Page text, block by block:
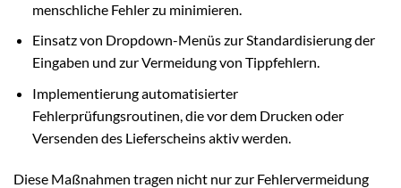
menschliche Fehler zu minimieren.
Einsatz von Dropdown-Menüs zur Standardisierung der
Eingaben und zur Vermeidung von Tippfehlern.
Implementierung automatisierter
Fehlerprüfungsroutinen, die vor dem Drucken oder
Versenden des Lieferscheins aktiv werden.
Diese Maßnahmen tragen nicht nur zur Fehlervermeidung